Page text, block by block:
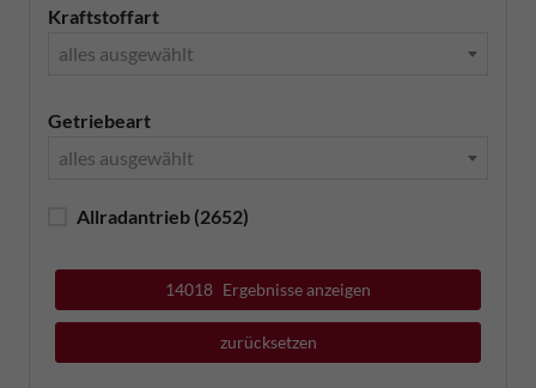
Kraftstoffart
alles ausgewählt
Getriebeart
alles ausgewählt
Allradantrieb (2652)
14018 Ergebnisse anzeigen
zurücksetzen